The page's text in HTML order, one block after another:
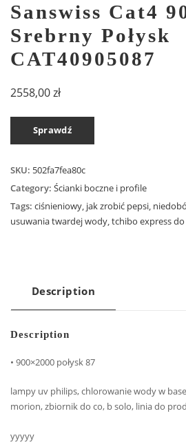
Sanswiss Cat4
Srebrny Połysk
CAT40905087
2558,00zł
Sprawdź
SKU: 502fa7fea80c
Category: Ścianki boczne i profile
Tags: ciśnieniowy, jak zrobić pepsi,
usuwania twardej wody,tchibo express
Description
Description
• 900×2000 połysk 87
lampy uv philips, chlorowanie wody w
morion, zbiornik do co, b solo, linia do
yyyyy